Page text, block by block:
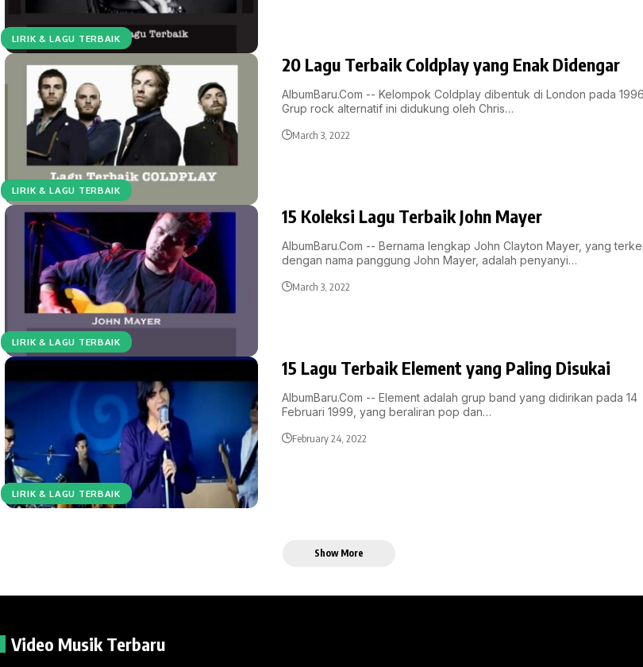
LIRIK & LAGU TERBAIK
LIRIK & LAGU TERBAIK
20 Lagu Terbaik Coldplay yang Enak Didengar
AlbumBaru.Com -- Kelompok Coldplay dibentuk di London pada
Grup rock alternatif ini didukung oleh Chris…
March 3, 2022
LIRIK & LAGU TERBAIK
15 Koleksi Lagu Terbaik John Mayer
AlbumBaru.Com -- Bernama lengkap John Clayton Mayer, yang
dengan nama panggung John Mayer, adalah penyanyi…
March 3, 2022
LIRIK & LAGU TERBAIK
15 Lagu Terbaik Element yang Paling Disukai
AlbumBaru.Com -- Element adalah grup band yang didirikan pada 14
Februari 1999, yang beraliran pop dan…
February 24, 2022
Show More
Video Musik Terbaru